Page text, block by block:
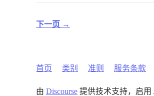
下一页 →
首页 类别 准则 服务条款
由 Discourse 提供技术支持，启用